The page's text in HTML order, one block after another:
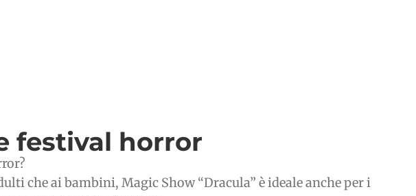
festival horror
che ai bambini, Magic Show “Dracula” è ideale anche per i